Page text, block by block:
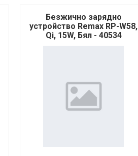
Безжично зарядно
устройство Remax RP-W58,
Qi, 15W, Бял - 40534